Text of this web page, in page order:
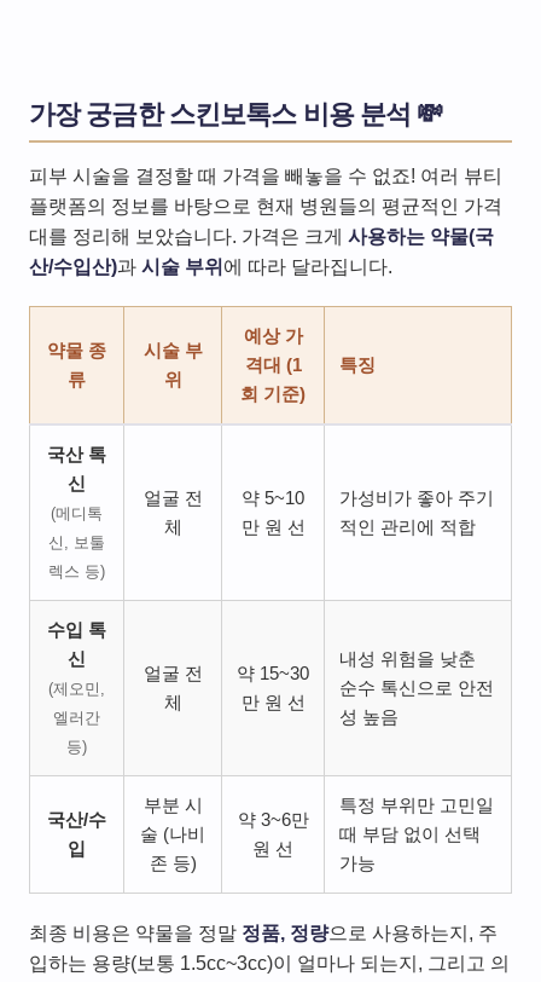
가장 궁금한 스킨보톡스 비용 분석 💸
피부 시술을 결정할 때 가격을 빼놓을 수 없죠! 여러 뷰티
플랫폼의 정보를 바탕으로 현재 병원들의 평균적인 가격
대를 정리해 보았습니다. 가격은 크게 사용하는 약물(국
산/수입산)과 시술 부위 에 따라 달라집니다.
약물 종
류
시술 부
위
예상 가
격대 (1
회 기준)
특징
국산 톡
신
(메디톡
신, 보툴
렉스 등)
얼굴 전
체
약 5~10
만 원 선
가성비가 좋아 주기
적인 관리에 적합
수입 톡
신
(제오민,
엘러간
등)
얼굴 전
체
약 15~30
만 원 선
내성 위험을 낮춘
순수 톡신으로 안전
성 높음
국산/수
입
부분 시
술 (나비
존 등)
약 3~6만
원 선
특정 부위만 고민일
때 부담 없이 선택
가능
최종 비용은 약물을 정말 정품, 정량으로 사용하는지, 주
입하는 용량(보통 1.5cc~3cc)이 얼마나 되는지, 그리고 의